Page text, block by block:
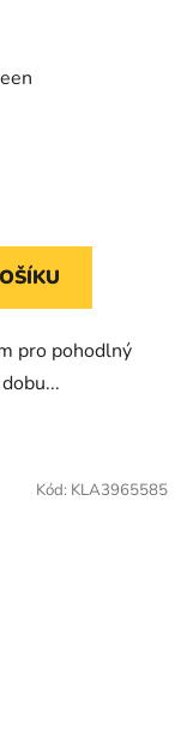
pro pohodlný
Kód: KLA3965585